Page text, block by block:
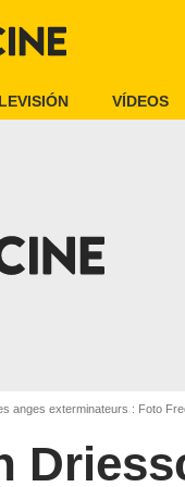
VÍDEOS
anges exterminateurs : Foto